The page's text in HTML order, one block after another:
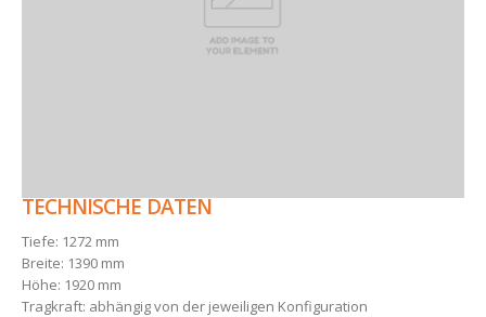
TECHNISCHE DATEN
Tiefe: 1272 mm
Breite: 1390 mm
Höhe: 1920 mm
Tragkraft: abhängig von der jeweiligen Konfiguration